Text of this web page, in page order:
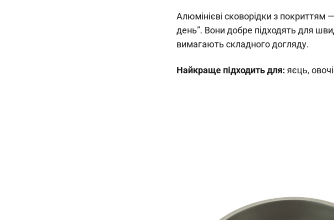
Алюмінієві сковорідки з покриттям
день”. Вони добре підходять для
вимагають складного догляду.
Найкраще підходить для: яєць,